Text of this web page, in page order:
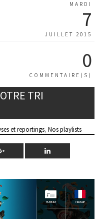
MARDI
7
JUILLET 2015
0
COMMENTAIRE(S)
TRI
et reportings, Nos playlists